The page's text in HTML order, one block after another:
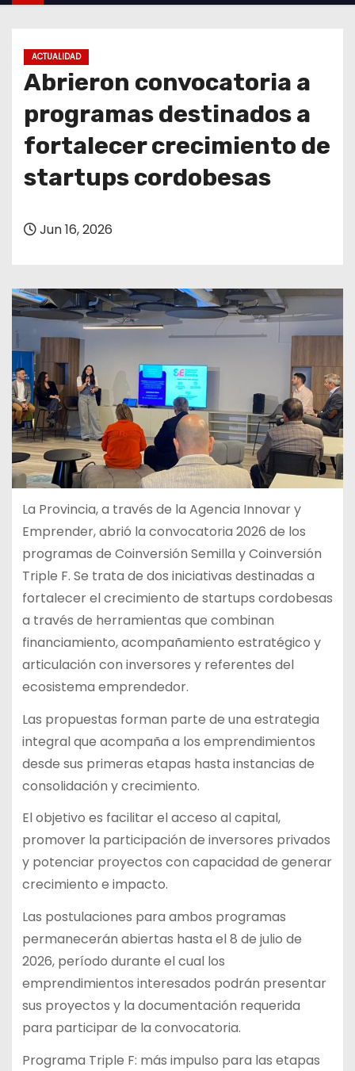
o
ACTUALIDAD
Abrieron convocatoria a
programas destinados a
fortalecer crecimiento de
startups cordobesas
Jun 16, 2026
La Provincia, a través de la Agencia Innovar y
Emprender, abrió la convocatoria 2026 de los
programas de Coinversión Semilla y Coinversión
Triple F. Se trata de dos iniciativas destinadas a
fortalecer el crecimiento de startups cordobesas
a través de herramientas que combinan
financiamiento, acompañamiento estratégico y
articulación con inversores y referentes del
ecosistema emprendedor.
Las propuestas forman parte de una estrategia
integral que acompaña a los emprendimientos
desde sus primeras etapas hasta instancias de
consolidación y crecimiento.
El objetivo es facilitar el acceso al capital,
promover la participación de inversores privados
y potenciar proyectos con capacidad de generar
crecimiento e impacto.
Las postulaciones para ambos programas
permanecerán abiertas hasta el 8 de julio de
2026, período durante el cual los
emprendimientos interesados podrán presentar
sus proyectos y la documentación requerida
para participar de la convocatoria.
Programa Triple F: más impulso para las etapas